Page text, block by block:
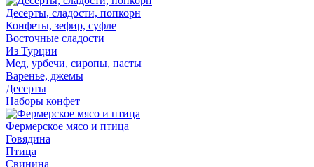
Десерты, сладости, попкорн
Конфеты, зефир, суфле
Восточные сладости
Из Турции
Мед, урбечи, сиропы, пасты
Варенье, джемы
Десерты
Наборы конфет
Фермерское мясо и птица
Говядина
Птица
Свинина